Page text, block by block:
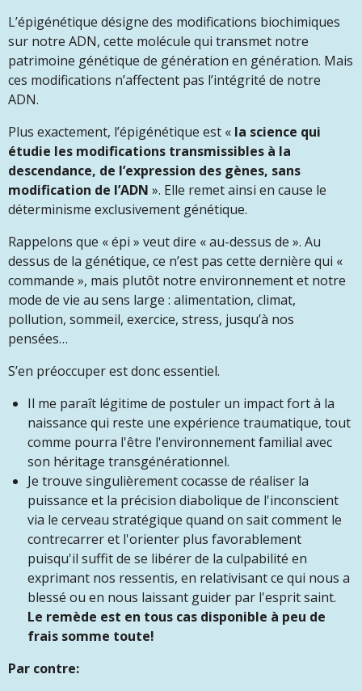
L’épigénétique désigne des modifications biochimiques
sur notre ADN, cette molécule qui transmet notre
patrimoine génétique de génération en génération. Mais
ces modifications n’affectent pas l’intégrité de notre
ADN.
Plus exactement, l’épigénétique est « la science qui
étudie les modifications transmissibles à la
descendance, de l’expression des gènes, sans
modification de l’ADN ». Elle remet ainsi en cause le
déterminisme exclusivement génétique.
Rappelons que « épi » veut dire « au-dessus de ». Au
dessus de la génétique, ce n’est pas cette dernière qui «
commande », mais plutôt notre environnement et notre
mode de vie au sens large : alimentation, climat,
pollution, sommeil, exercice, stress, jusqu’à nos
pensées…
S’en préoccuper est donc essentiel.
Il me paraît légitime de postuler un impact fort à la
naissance qui reste une expérience traumatique, tout
comme pourra l'être l'environnement familial avec
son héritage transgénérationnel.
Je trouve singulièrement cocasse de réaliser la
puissance et la précision diabolique de l'inconscient
via le cerveau stratégique quand on sait comment le
contrecarrer et l'orienter plus favorablement
puisqu'il suffit de se libérer de la culpabilité en
exprimant nos ressentis, en relativisant ce qui nous a
blessé ou en nous laissant guider par l'esprit saint.
Le remède est en tous cas disponible à peu de
frais somme toute!
Par contre: